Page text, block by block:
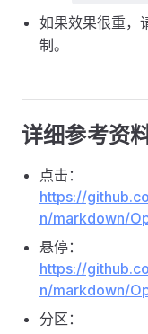
如果效果很重，
制。
详细参考资
点击：
https://
n/markdown/
悬停：
https://
n/markdown/
分区：